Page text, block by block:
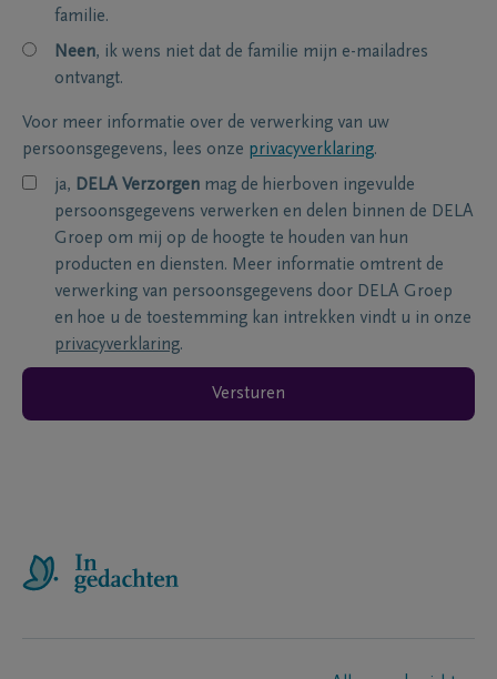
familie.
Neen, ik wens niet dat de familie mijn e-mailadres
ontvangt.
Voor meer informatie over de verwerking van uw
persoonsgegevens, lees onze privacyverklaring.
ja, DELA Verzorgen mag de hierboven ingevulde
persoonsgegevens verwerken en delen binnen de DELA
Groep om mij op de hoogte te houden van hun
producten en diensten. Meer informatie omtrent de
verwerking van persoonsgegevens door DELA Groep
en hoe u de toestemming kan intrekken vindt u in onze
privacyverklaring.
Versturen